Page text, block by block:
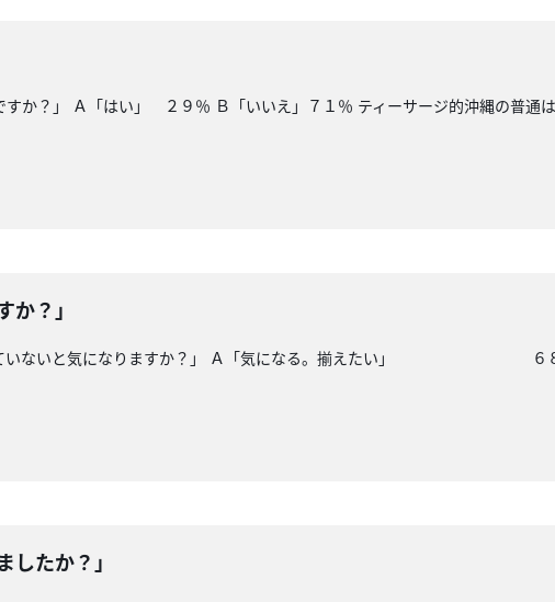
すか？」 Ａ「はい」 ２９％ Ｂ「いいえ」７１％ ティーサージ的沖縄の普通
か？」
っていないと気になりますか？」 Ａ「気になる。揃えたい」 ６８％
したか？」